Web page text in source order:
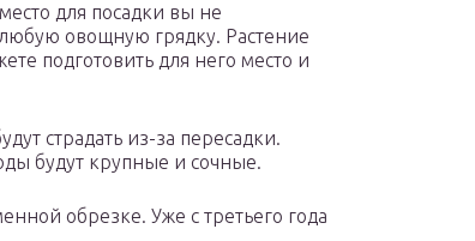
для посадки вы не
овощную грядку. Растение
подготовить для него место и
страдать из-за пересадки.
будут крупные и сочные.
обрезке. Уже с третьего года